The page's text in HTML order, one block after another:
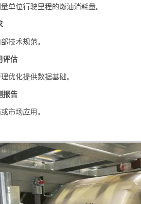
单位行驶里程的燃油消耗量。
技术规范。
评估
优化提供数据基础。
报告
市场应用。